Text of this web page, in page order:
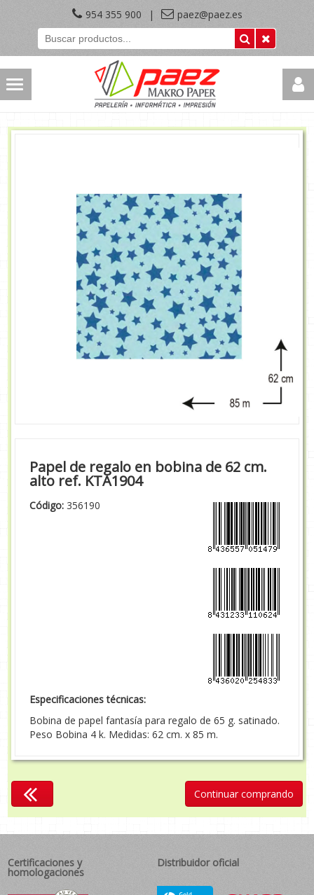
954 355 900 | paez@paez.es
Papel de regalo en bobina de 62 cm.
alto ref. KTA1904
Código: 356190
Especificaciones técnicas:
Bobina de papel fantasía para regalo de 65 g. satinado.
Peso Bobina 4 k. Medidas: 62 cm. x 85 m.
Continuar comprando
Certificaciones y
homologaciones
Distribuidor oficial